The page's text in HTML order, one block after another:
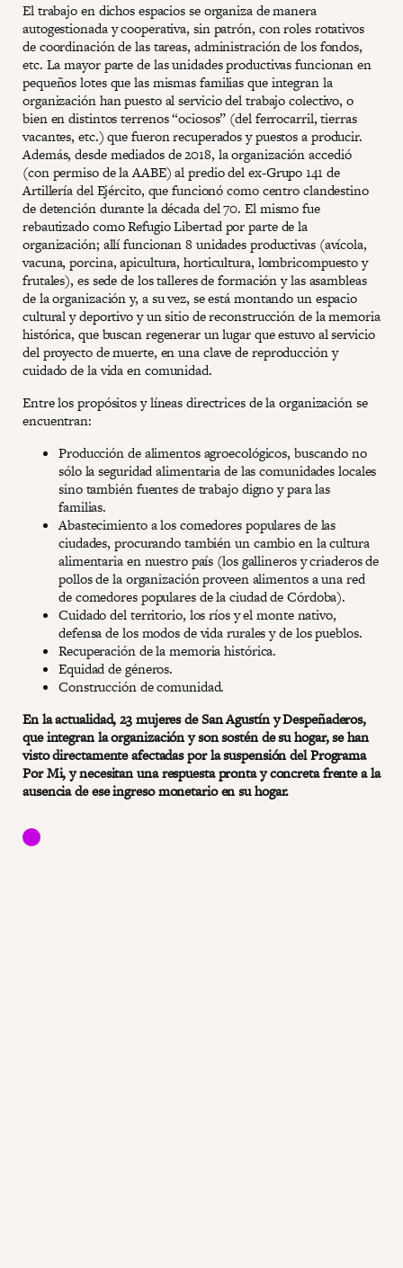
El trabajo en dichos espacios se organiza de manera
autogestionada y cooperativa, sin patrón, con roles rotativos
de coordinación de las tareas, administración de los fondos,
etc. La mayor parte de las unidades productivas funcionan en
pequeños lotes que las mismas familias que integran la
organización han puesto al servicio del trabajo colectivo, o
bien en distintos terrenos “ociosos” (del ferrocarril, tierras
vacantes, etc.) que fueron recuperados y puestos a producir.
Además, desde mediados de 2018, la organización accedió
(con permiso de la AABE) al predio del ex-Grupo 141 de
Artillería del Ejército, que funcionó como centro clandestino
de detención durante la década del 70. El mismo fue
rebautizado como Refugio Libertad por parte de la
organización; allí funcionan 8 unidades productivas (avícola,
vacuna, porcina, apicultura, horticultura, lombricompuesto y
frutales), es sede de los talleres de formación y las asambleas
de la organización y, a su vez, se está montando un espacio
cultural y deportivo y un sitio de reconstrucción de la memoria
histórica, que buscan regenerar un lugar que estuvo al servicio
del proyecto de muerte, en una clave de reproducción y
cuidado de la vida en comunidad.
Entre los propósitos y líneas directrices de la organización se
encuentran:
Producción de alimentos agroecológicos, buscando no
sólo la seguridad alimentaria de las comunidades locales
sino también fuentes de trabajo digno y para las
familias.
Abastecimiento a los comedores populares de las
ciudades, procurando también un cambio en la cultura
alimentaria en nuestro país (los gallineros y criaderos de
pollos de la organización proveen alimentos a una red
de comedores populares de la ciudad de Córdoba).
Cuidado del territorio, los ríos y el monte nativo,
defensa de los modos de vida rurales y de los pueblos.
Recuperación de la memoria histórica.
Equidad de géneros.
Construcción de comunidad.
En la actualidad, 23 mujeres de San Agustín y Despeñaderos,
que integran la organización y son sostén de su hogar, se han
visto directamente afectadas por la suspensión del Programa
Por Mi, y necesitan una respuesta pronta y concreta frente a la
ausencia de ese ingreso monetario en su hogar.